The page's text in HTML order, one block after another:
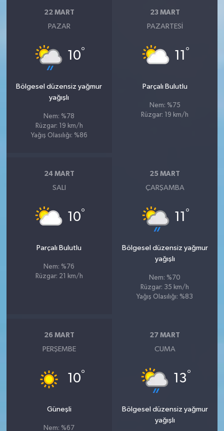
22 MART
PAZAR
10°
Bölgesel düzensiz yağmur
yağışlı
Nem: %78
Rüzgar: 19 km/h
Yağış Olasılığı: %86
23 MART
PAZARTESI
11 °
Parçalı Bulutlu
Nem: %75
Rüzgar: 19 km/h
24 MART
SALI
10°
Parçalı Bulutlu
Nem: %76
Rüzgar: 21 km/h
25 MART
ÇARŞAMBA
11 °
Bölgesel düzensiz yağmur
yağışlı
Nem: %70
Rüzgar: 35 km/h
Yağış Olasılığı: %83
26 MART
PERŞEMBE
10°
Güneşli
Nem: %67
27 MART
CUMA
13°
Bölgesel düzensiz yağmur
yağışlı